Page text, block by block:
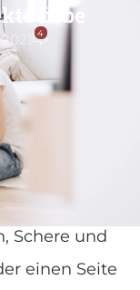
liebe
4
und wie
Draht,
Schere und
einen Seite